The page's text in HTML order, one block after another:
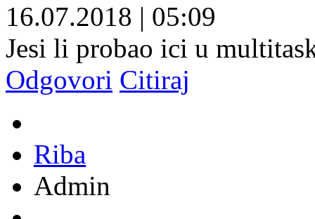
16.07.2018 | 05:09
Jesi li probao ici u
Odgovori Citiraj
Riba
Admin